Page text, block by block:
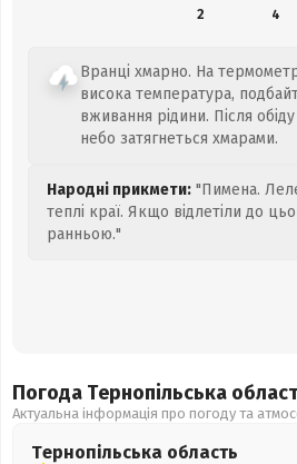
2
4
Вранці хмарно. На
висока температура,
вживання рідини. Після
небо затягнеться хмарами.
Народні прикмети: "Пимена.
теплі краї. Якщо відлетіли до
ранньою."
Погода Тернопільська
Актуальна інформація про погоду та
Тернопільська область